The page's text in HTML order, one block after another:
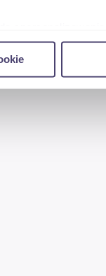
tym, jak
mogą
z ich usług.